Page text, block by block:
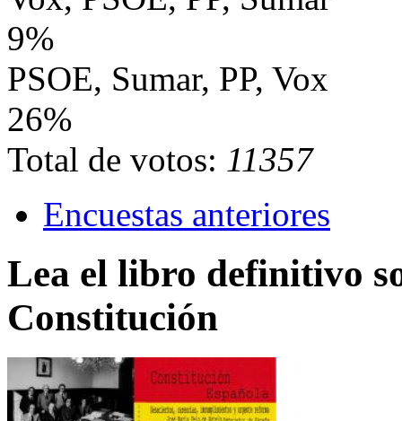
9%
PSOE, Sumar, PP, Vox
26%
Total de votos: 11357
Encuestas anteriores
Lea el libro definitivo
Constitución